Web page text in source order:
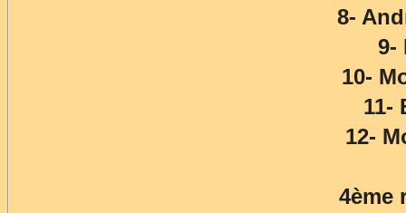
8-
9-
10-
11-
12-
4ème